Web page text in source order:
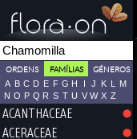
ORDENS FAMÍLIAS GÉNEROS
A B C D E F G H I J K L
M
N O P Q R S T U V W X Z
ACANTHACEAE
ACERACEAE